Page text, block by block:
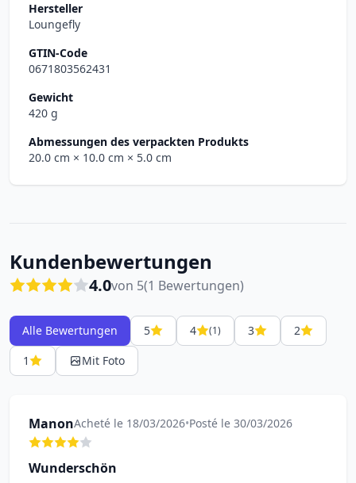
Hersteller
Loungefly
GTIN-Code
0671803562431
Gewicht
420 g
Abmessungen des verpackten Produkts
20.0 cm × 10.0 cm × 5.0 cm
Kundenbewertungen
4.0von 5(1 Bewertungen)
Alle Bewertungen 5 4 (1) 3
2
1
Mit Foto
ManonAcheté le 18/03/2026•Posté le 30/03/2026
Wunderschön